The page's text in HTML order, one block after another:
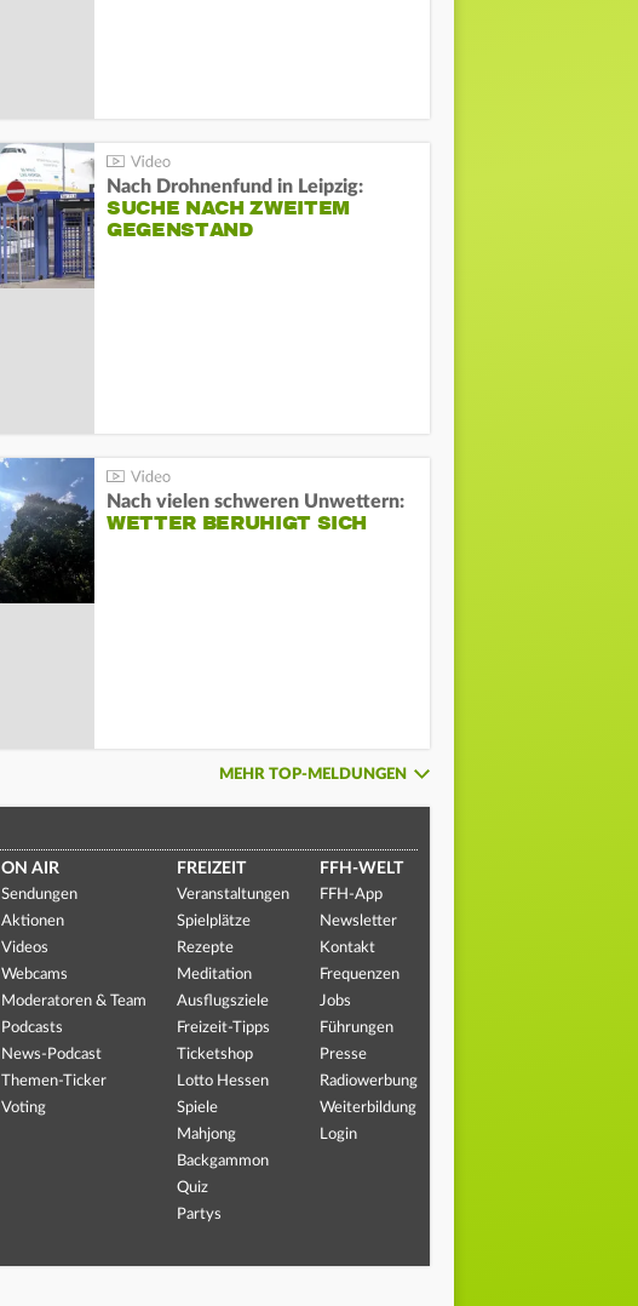
Nach Drohnenfund in Leipzig:
SUCHE NACH ZWEITEM
GEGENSTAND
Nach vielen schweren Unwettern:
WETTER BERUHIGT SICH
MEHR TOP-MELDUNGEN
ON AIR
Sendungen
Aktionen
Videos
Webcams
Moderatoren & Team
Podcasts
News-Podcast
Themen-Ticker
Voting
FREIZEIT
Veranstaltungen
Spielplätze
Rezepte
Meditation
Ausflugsziele
Freizeit-Tipps
Ticketshop
Lotto Hessen
Spiele
Mahjong
Backgammon
Quiz
Partys
FFH-WELT
FFH-App
Newsletter
Kontakt
Frequenzen
Jobs
Führungen
Presse
Radiowerbung
Weiterbildung
Login